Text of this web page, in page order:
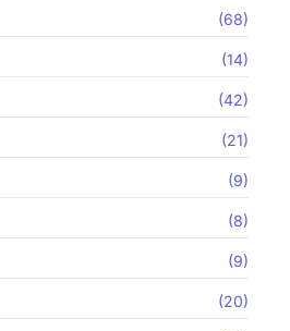
(68)
(14)
(42)
(21)
(9)
(8)
(9)
(20)